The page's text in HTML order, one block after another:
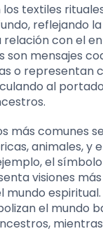
los textiles
reflejando
relación con el
son mensajes
o representan
al
más comunes
animales, y
el
visiones
espiritual.
el mundo